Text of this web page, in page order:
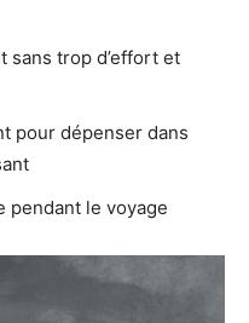
sans trop d’effort et
pour dépenser dans
pendant le voyage